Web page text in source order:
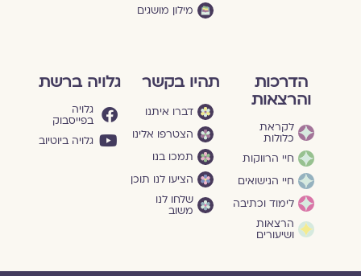
מילון מושגים
הדרכות
והרצאות
לקראת
כלולות
חיי הרווקות
חיי הנישואים
לימוד וכתיבה
הרצאות
ושיעורים
תהיו בקשר
דברו איתנו
הצטרפו אלינו
תמכו בנו
הציעו לנו תוכן
שלחו לנו
משוב
גלויה ברשת
גלויה
בפייסבוק
גלויה ביוטיוב